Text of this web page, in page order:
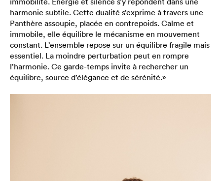
harmonie subtile. Cette dualité s’exprime à travers une
Panthère assoupie, placée en contrepoids. Calme et
immobile, elle équilibre le mécanisme en mouvement
constant. L’ensemble repose sur un équilibre fragile mais
essentiel. La moindre perturbation peut en rompre
l’harmonie. Ce garde-temps invite à rechercher un
équilibre, source d’élégance et de sérénité.»